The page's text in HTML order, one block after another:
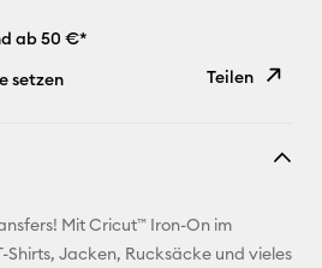
ab 50 €*
setzen
Teilen
E-Mail-
Adresse
Mit Cricut™ Iron-On im
Jacken, Rucksäcke und vieles